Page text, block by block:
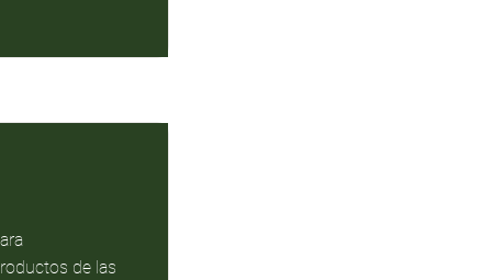
de las